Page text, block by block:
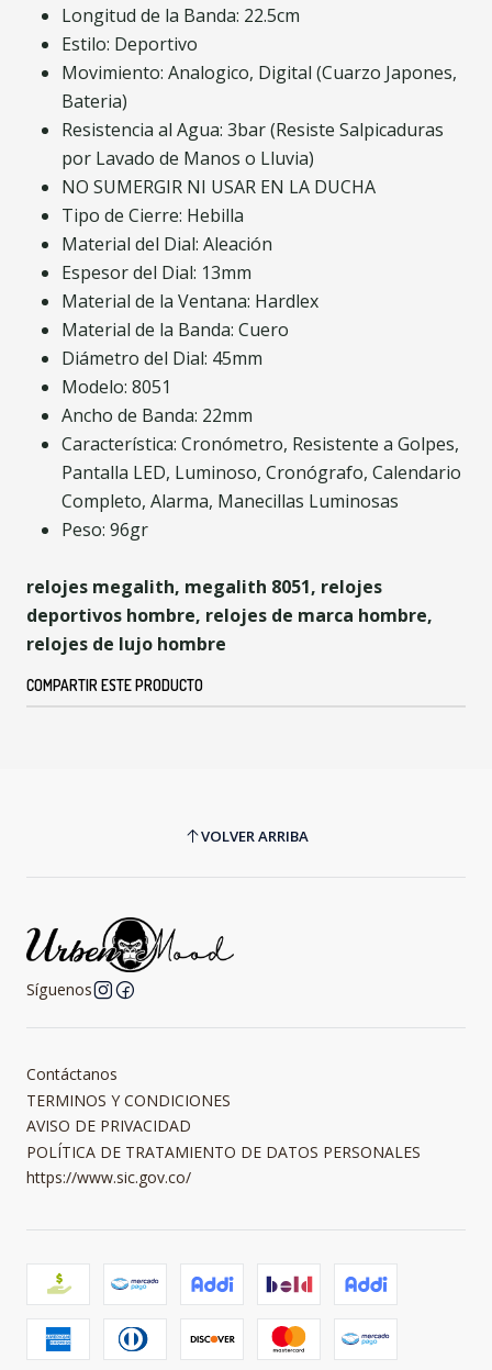
Longitud de la Banda: 22.5cm
Estilo: Deportivo
Movimiento: Analogico, Digital (Cuarzo Japones,
Bateria)
Resistencia al Agua: 3bar (Resiste Salpicaduras
por Lavado de Manos o Lluvia)
NO SUMERGIR NI USAR EN LA DUCHA
Tipo de Cierre: Hebilla
Material del Dial: Aleación
Espesor del Dial: 13mm
Material de la Ventana: Hardlex
Material de la Banda: Cuero
Diámetro del Dial: 45mm
Modelo: 8051
Ancho de Banda: 22mm
Característica: Cronómetro, Resistente a Golpes,
Pantalla LED, Luminoso, Cronógrafo, Calendario
Completo, Alarma, Manecillas Luminosas
Peso: 96gr
relojes megalith, megalith 8051, relojes
deportivos hombre, relojes de marca hombre,
relojes de lujo hombre
COMPARTIR ESTE PRODUCTO
VOLVER ARRIBA
Síguenos
Contáctanos
TERMINOS Y CONDICIONES
AVISO DE PRIVACIDAD
POLÍTICA DE TRATAMIENTO DE DATOS PERSONALES
https://www.sic.gov.co/